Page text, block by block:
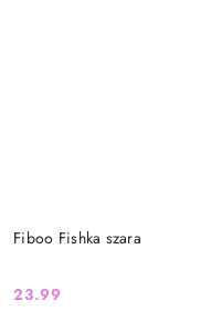
Fiboo Fishka szara
Cena:
23.99